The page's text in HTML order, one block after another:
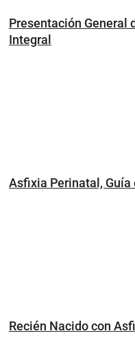
Presentación General
Integral
Asfixia Perinatal,
Recién Nacido con